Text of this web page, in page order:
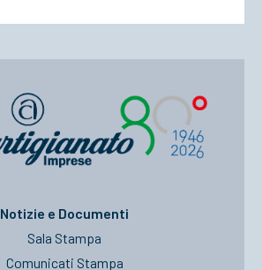
Notizie e Documenti
Sala Stampa
Comunicati Stampa